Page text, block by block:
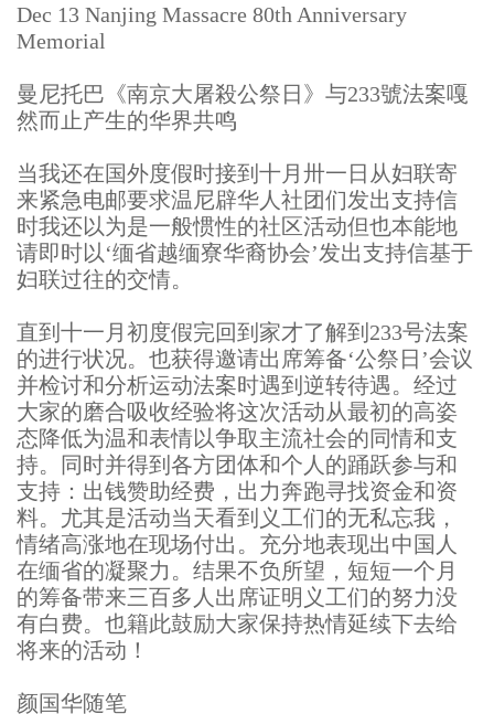
Dec 13 Nanjing Massacre 80th Anniversary
Memorial
曼尼托巴《南京大屠殺公祭日》与233號法案嘎
然而止产生的华界共鸣
当我还在国外度假时接到十月卅一日从妇联寄
来紧急电邮要求温尼辟华人社团们发出支持信
时我还以为是一般惯性的社区活动但也本能地
请即时以‘缅省越缅寮华裔协会’发出支持信基于
妇联过往的交情。
直到十一月初度假完回到家才了解到233号法案
的进行状况。也获得邀请出席筹备‘公祭日’会议
并检讨和分析运动法案时遇到逆转待遇。经过
大家的磨合吸收经验将这次活动从最初的高姿
态降低为温和表情以争取主流社会的同情和支
持。同时并得到各方团体和个人的踊跃参与和
支持：出钱赞助经费，出力奔跑寻找资金和资
料。尤其是活动当天看到义工们的无私忘我，
情绪高涨地在现场付出。充分地表现出中国人
在缅省的凝聚力。结果不负所望，短短一个月
的筹备带来三百多人出席证明义工们的努力没
有白费。也籍此鼓励大家保持热情延续下去给
将来的活动！
颜国华随笔